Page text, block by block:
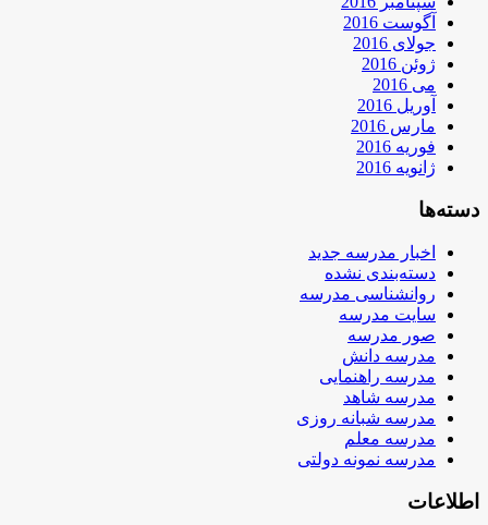
آگوست 2016
جولای 2016
ژوئن 2016
می 2016
آوریل 2016
مارس 2016
فوریه 2016
ژانویه 2016
دسته‌ها
اخبار مدرسه جدید
دسته‌بندی نشده
روانشناسی مدرسه
سایت مدرسه
صور مدرسه
مدرسه دانش
مدرسه راهنمایی
مدرسه شاهد
مدرسه شبانه روزی
مدرسه معلم
مدرسه نمونه دولتی
اطلاعات